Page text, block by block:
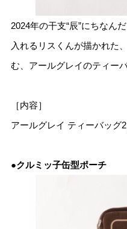
2024年の干支“辰”にちなん
入れるリスくんが描かれた
む、アールグレイのティー
［内容］
アールグレイ ティーバッグ
●クルミッ子缶型ポーチ